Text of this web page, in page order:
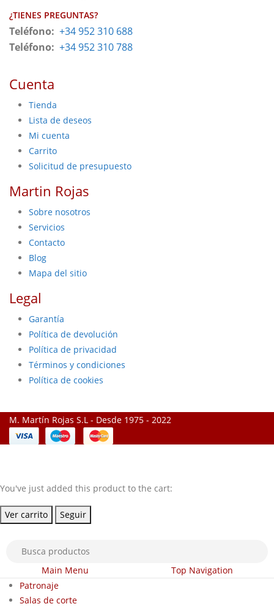
¿TIENES PREGUNTAS?
Teléfono: +34 952 310 688
Teléfono: +34 952 310 788
Cuenta
Tienda
Lista de deseos
Mi cuenta
Carrito
Solicitud de presupuesto
Martin Rojas
Sobre nosotros
Servicios
Contacto
Blog
Mapa del sitio
Legal
Garantía
Política de devolución
Política de privacidad
Términos y condiciones
Política de cookies
M. Martín Rojas S.L - Desde 1975 - 2022
You've just added this product to the cart:
Ver carrito Seguir
Main Menu
Top Navigation
Patronaje
Salas de corte